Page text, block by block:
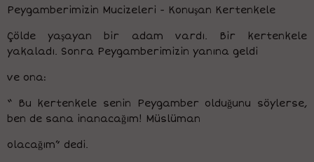
Peygamberimizin Mucizeleri - Konuşan Kertenkele
Çölde yaşayan bir adam vardı. Bir kertenkele
yakaladı. Sonra Peygamberimizin yanına geldi
ve ona:
“ Bu kertenkele senin Peygamber olduğunu söylerse,
ben de sana inanacağım! Müslüman
olacağım” dedi.